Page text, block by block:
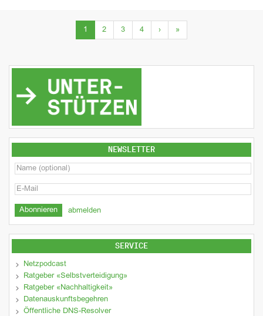
1 (current)
2 3 4 › »
NEWSLETTER
abmelden
SERVICE
Netzpodcast
Ratgeber «Selbstverteidigung»
Ratgeber «Nachhaltigkeit»
Datenauskunftsbegehren
Öffentliche DNS-Resolver